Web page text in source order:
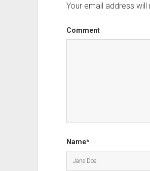
Your email address will
Comment
Name*